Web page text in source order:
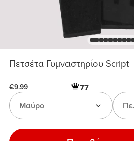
Πετσέτα Γυμναστηρίου Script
€9.99 77
Μαύρο